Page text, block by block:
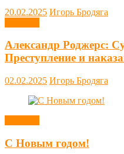
20.02.2025 Игорь Бродяга
Александр Роджерс:
Преступление и
02.02.2025 Игорь Бродяга
С Новым годом!